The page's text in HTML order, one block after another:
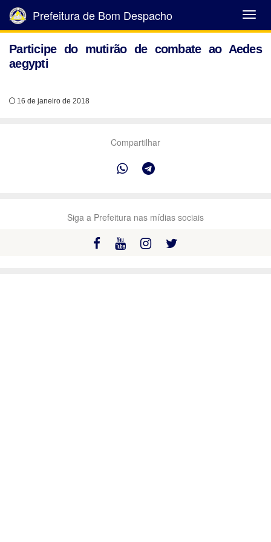
Abrir
Menu
Prefeitura de Bom Despacho
Participe do mutirão de combate ao Aedes
aegypti
16 de janeiro de 2018
Compartilhar
Siga a Prefeitura nas mídias sociais